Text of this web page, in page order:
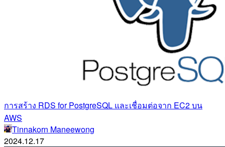
การสร้าง RDS for PostgreSQL และเชื่อมต่อจาก EC2 บน
AWS
Tinnakorn Maneewong
2024.12.17